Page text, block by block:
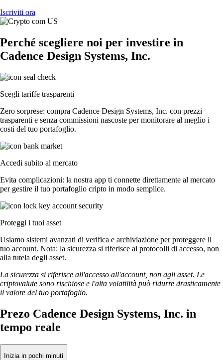
Iscriviti ora
Perché scegliere noi per investire in
Cadence Design Systems, Inc.
Scegli tariffe trasparenti
Zero sorprese: compra Cadence Design Systems, Inc. con prezzi
trasparenti e senza commissioni nascoste per monitorare al meglio i
costi del tuo portafoglio.
Accedi subito al mercato
Evita complicazioni: la nostra app ti connette direttamente al mercato
per gestire il tuo portafoglio cripto in modo semplice.
Proteggi i tuoi asset
Usiamo sistemi avanzati di verifica e archiviazione per proteggere il
tuo account. Nota: la sicurezza si riferisce ai protocolli di accesso, non
alla tutela degli asset.
La sicurezza si riferisce all'accesso all'account, non agli asset. Le
criptovalute sono rischiose e l'alta volatilità può ridurre drasticamente
il valore del tuo portafoglio.
Prezo Cadence Design Systems, Inc. in
tempo reale
Inizia in pochi minuti